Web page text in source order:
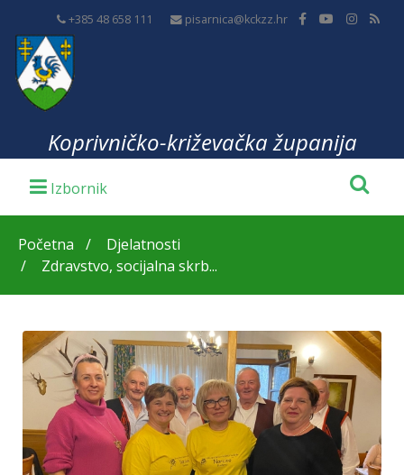
+385 48 658 111 pisarnica@kckzz.hr
Koprivničko-križevačka županija
Početna
Djelatnosti
Zdravstvo, socijalna skrb...